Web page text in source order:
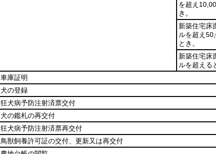
を超え
き。
新築住宅床
ルを超え
とき。
新築住宅床
ルを超える
車庫証明
犬の登録
狂犬病予防注射済票交付
犬の鑑札の再交付
狂犬病予防注射済票再交付
鳥獣飼養許可証の交付、更新又は再交付